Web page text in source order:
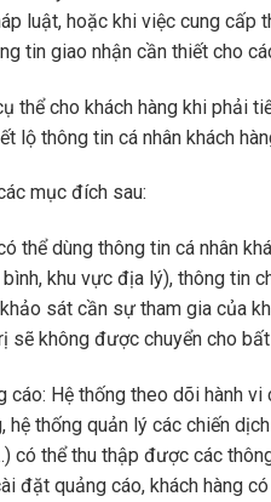
luật, hoặc khi việc cung cấp
tin giao nhận cần thiết cho
cho khách hàng khi phải
lộ thông tin cá nhân khách
mục đích sau:
thể dùng thông tin cá nhân
khu vực địa lý), thông tin
sát cần sự tham gia của
sẽ không được chuyển cho
Hệ thống theo dõi hành
thống quản lý các chiến
có thể thu thập được các
đặt quảng cáo, khách hàng